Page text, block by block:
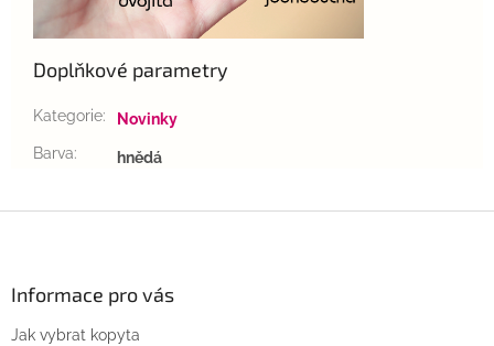
Doplňkové parametry
Kategorie:
Novinky
Barva: hnědá
Informace pro vás
Jak vybrat kopyta